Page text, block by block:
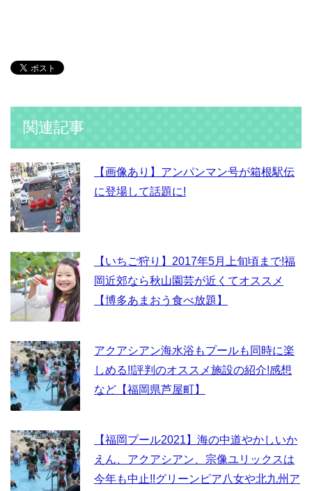
関連記事
【画像あり】アンパンマン号が箱根駅伝
に登場して話題に!
【いちご狩り】2017年5月上旬頃まで!福
岡近郊なら秋山園芸が近くてオススメ
【博多あまおう食べ放題】
アクアシアン海水浴もプールも同時に楽
しめる!!評判のオススメ施設の紹介!感想
など【福岡県芦屋町】
【福岡プール2021】海の中道やかしいか
えん、アクアシアン、宗像ユリックスは
今年も中止!!グリーンピア八女や北九州ア